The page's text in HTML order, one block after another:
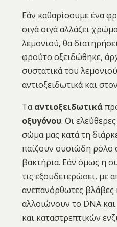
Εάν καθαρίσουμε ένα
σιγά σιγά αλλάζει
λεμονιού, θα
φρούτο οξειδώθηκε,
συστατικά του
αντιοξειδωτικά και
Τααντιοξειδωτικά
οξυγόνου. Οι
σώμα μας κατά τη
παίζουν ουσιώδη ρόλο
βακτήρια. Εάν όμως η
τις εξουδετερώσει, με
ανεπανόρθωτες βλάβες
αλλοιώνουν το DNA
και καταστρεπτικών